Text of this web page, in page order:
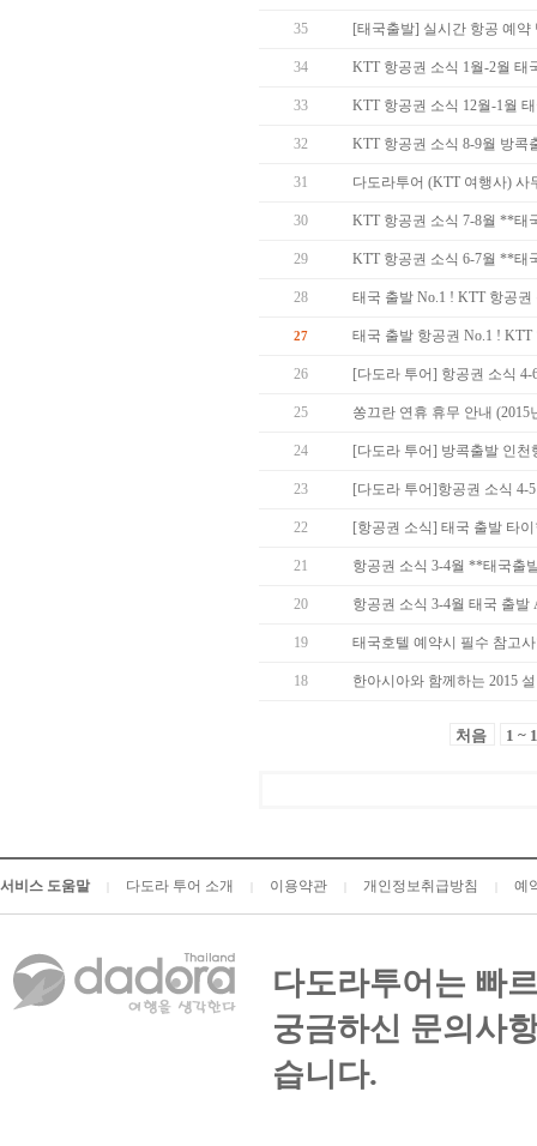
35 [태국출발] 실시간 항공 예
34 KTT 항공권 소식 1월-2월 태
33 KTT 항공권 소식 12월-1월
32 KTT 항공권 소식 8-9월 방콕
31 다도라투어 (KTT 여행사) 사
30 KTT 항공권 소식 7-8월 **
29 KTT 항공권 소식 6-7월 **
28 태국 출발 No.1 ! KTT 항공
27 태국 출발 항공권 No.1 !
26 [다도라 투어] 항공권 소식
25 쏭끄란 연휴 휴무 안내 (2015
24 [다도라 투어] 방콕출발 인
23 [다도라 투어]항공권 소식
22 [항공권 소식] 태국 출발 타
21 항공권 소식 3-4월 **태국출
20 항공권 소식 3-4월 태국 출발
19 태국호텔 예약시 필수 참고
18 한아시아와 함께하는 2015
처음 1 ~
서비스 도움말 다도라 투어 소개 이용약관 개인정보취급방침 예
다도라투어는 빠
궁금하신 문의사
습니다.